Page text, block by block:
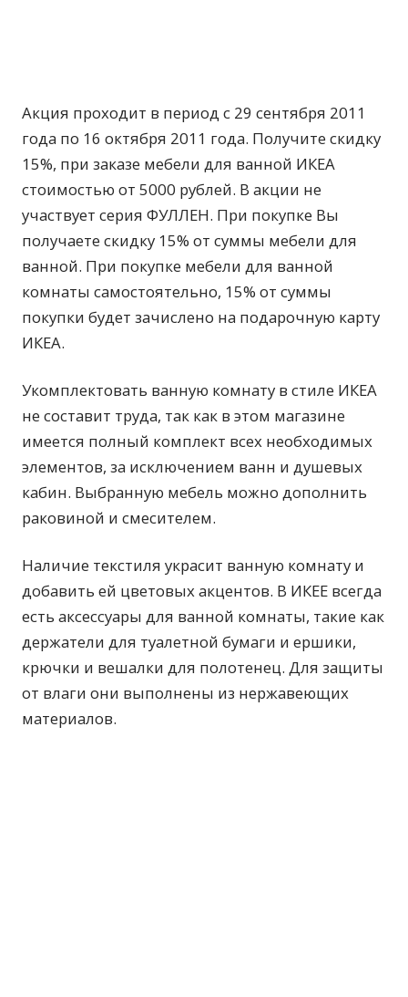
Акция проходит в период с 29 сентября 2011
года по 16 октября 2011 года. Получите скидку
15%, при заказе мебели для ванной ИКЕА
стоимостью от 5000 рублей. В акции не
участвует серия ФУЛЛЕН. При покупке Вы
получаете скидку 15% от суммы мебели для
ванной. При покупке мебели для ванной
комнаты самостоятельно, 15% от суммы
покупки будет зачислено на подарочную карту
ИКЕА.
Укомплектовать ванную комнату в стиле ИКЕА
не составит труда, так как в этом магазине
имеется полный комплект всех необходимых
элементов, за исключением ванн и душевых
кабин. Выбранную мебель можно дополнить
раковиной и смесителем.
Наличие текстиля украсит ванную комнату и
добавить ей цветовых акцентов. В ИКЕЕ всегда
есть аксессуары для ванной комнаты, такие как
держатели для туалетной бумаги и ершики,
крючки и вешалки для полотенец. Для защиты
от влаги они выполнены из нержавеющих
материалов.